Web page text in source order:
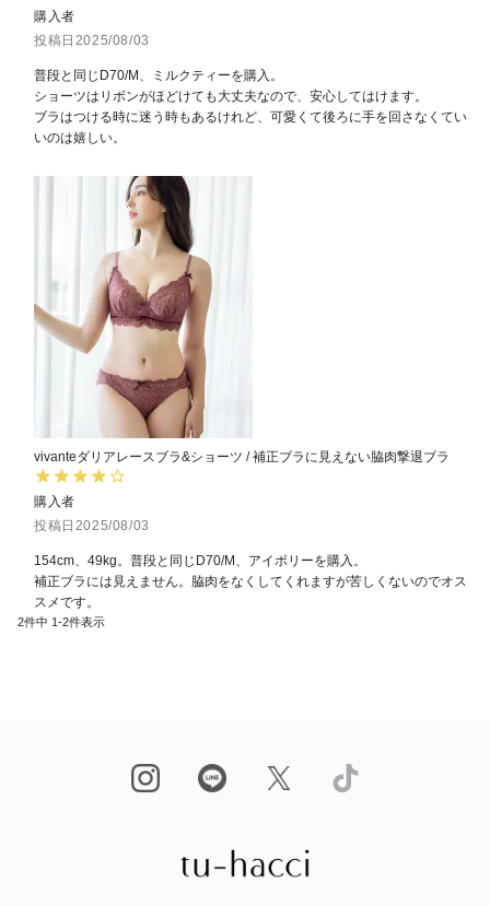
購入者
投稿日 2025/08/03
普段と同じD70/M、ミルクティーを購入。
ショーツはリボンがほどけても大丈夫なので、安心してはけます。
ブラはつける時に迷う時もあるけれど、可愛くて後ろに手を回さなくてい
いのは嬉しい。
vivanteダリアレースブラ&ショーツ / 補正ブラに見えない脇肉撃退ブラ
購入者
投稿日 2025/08/03
154cm、49kg。普段と同じD70/M、アイボリーを購入。
補正ブラには見えません。脇肉をなくしてくれますが苦しくないのでオス
スメです。
2件中 1-2件表示